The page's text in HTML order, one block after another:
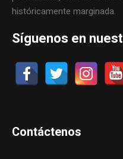
históricamente marginada.
Síguenos en
Contáctenos